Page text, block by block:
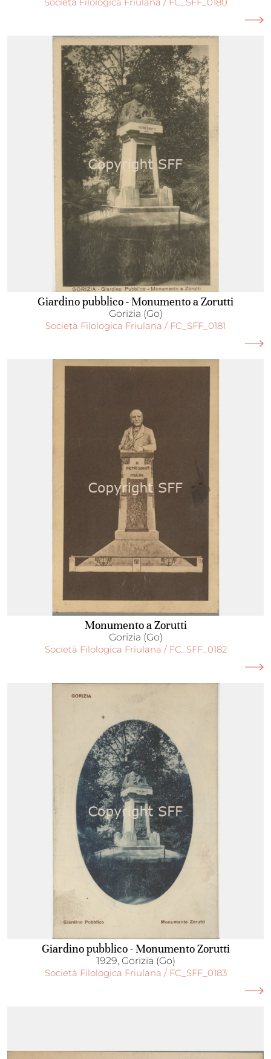
Giardino pubblico - Monumento a Zorutti
Gorizia (Go)
Società Filologica Friulana / FC_SFF_0181
Monumento a Zorutti
Gorizia (Go)
Società Filologica Friulana / FC_SFF_0182
Giardino pubblico - Monumento Zorutti
1929, Gorizia (Go)
Società Filologica Friulana / FC_SFF_0183